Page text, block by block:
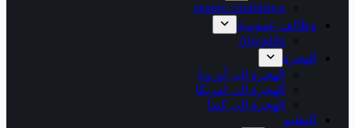
anapec casablanca
وظائف عمومية
Alwadifa
الهجرة
الهجرة إلى أوروبا
الهجرة الى امريكا
الهجرة الى كندا
التعليم